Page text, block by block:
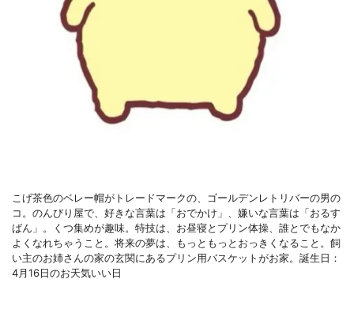
こげ茶色のベレー帽がトレードマークの、ゴールデンレトリバーの男の
コ。のんびり屋で、好きな言葉は「おでかけ」、嫌いな言葉は「おるす
ばん」。くつ集めが趣味。特技は、お昼寝とプリン体操、誰とでもなか
よくなれちゃうこと。将来の夢は、もっともっとおっきくなること。飼
い主のお姉さんの家の玄関にあるプリン用バスケットがお家。誕生日：
4月16日のお天気いい日